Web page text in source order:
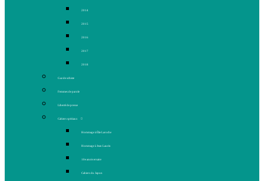
2014
2015
2016
2017
2018
Gaz de schiste
Femmes de parole
Liberté de presse
Cahiers spéciaux
Hommage à Élie Laroche
Hommage à Jean Laurin
10e anniversaire
Cahiers du Japon